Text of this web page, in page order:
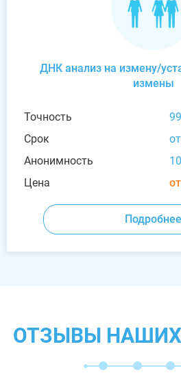
ДНК анализ на измену/
измены
Точность
Срок
Анонимность
Цена
Подробнее
ОТЗЫВЫ